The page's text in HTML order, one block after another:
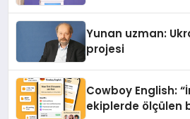
Yunan uzman:
projesi
Cowboy English:
ekiplerde ölçülen